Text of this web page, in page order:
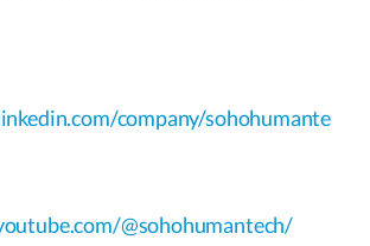
company/sohohumante
@sohohumantech/